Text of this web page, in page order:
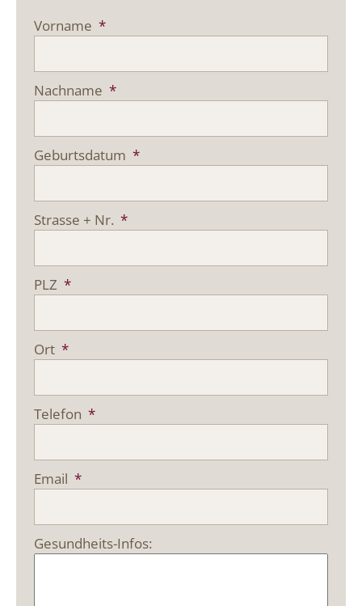
Vorname *
Nachname *
Geburtsdatum *
Strasse + Nr. *
PLZ *
Ort *
Telefon *
Email *
Gesundheits-Infos: